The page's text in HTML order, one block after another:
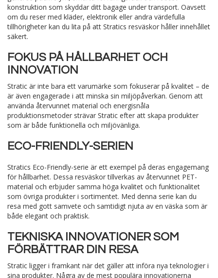
konstruktion som skyddar ditt bagage under transport. Oavsett
om du reser med kläder, elektronik eller andra värdefulla
tillhörigheter kan du lita på att Stratics resväskor håller innehållet
säkert.
FOKUS PÅ HÅLLBARHET OCH
INNOVATION
Stratic är inte bara ett varumärke som fokuserar på kvalitet – de
är även engagerade i att minska sin miljöpåverkan. Genom att
använda återvunnet material och energisnåla
produktionsmetoder strävar Stratic efter att skapa produkter
som är både funktionella och miljövänliga.
ECO-FRIENDLY-SERIEN
Stratics Eco-Friendly-serie är ett exempel på deras engagemang
för hållbarhet. Dessa resväskor tillverkas av återvunnet PET-
material och erbjuder samma höga kvalitet och funktionalitet
som övriga produkter i sortimentet. Med denna serie kan du
resa med gott samvete och samtidigt njuta av en väska som är
både elegant och praktisk.
TEKNISKA INNOVATIONER SOM
FÖRBÄTTRAR DIN RESA
Stratic ligger i framkant när det gäller att införa nya teknologier i
sina produkter. Några av de mest populära innovationerna